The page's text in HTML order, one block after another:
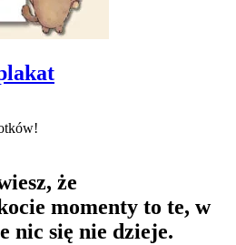
że
momenty to te, w
nic się nie dzieje.